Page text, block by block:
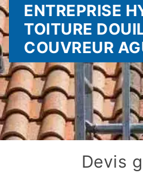
ENTREPRISE
TOITURE
COUVREUR
Devis